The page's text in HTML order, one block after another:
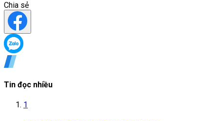
Chia sẻ
Tin đọc nhiều
1